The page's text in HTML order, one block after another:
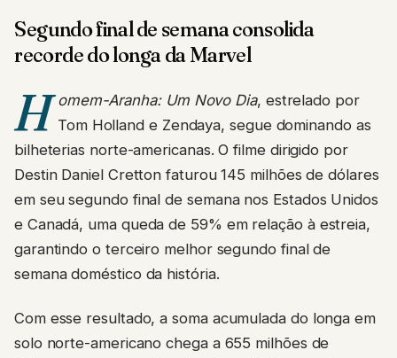
Segundo final de semana consolida
recorde do longa da Marvel
H omem-Aranha: Um Novo Dia, estrelado por
Tom Holland e Zendaya, segue dominando as
bilheterias norte-americanas. O filme dirigido por
Destin Daniel Cretton faturou 145 milhões de dólares
em seu segundo final de semana nos Estados Unidos
e Canadá, uma queda de 59% em relação à estreia,
garantindo o terceiro melhor segundo final de
semana doméstico da história.
Com esse resultado, a soma acumulada do longa em
solo norte-americano chega a 655 milhões de